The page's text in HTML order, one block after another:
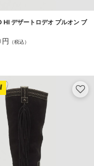
HI デザートロデオ プルオン ブ
円 （税込）